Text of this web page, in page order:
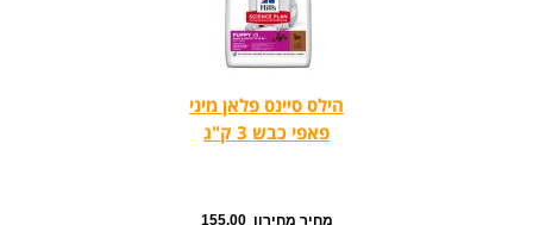
הילס סיינס פלאן מיני
פאפי כבש 3 ק"ג
מחיר מחירון 155.00